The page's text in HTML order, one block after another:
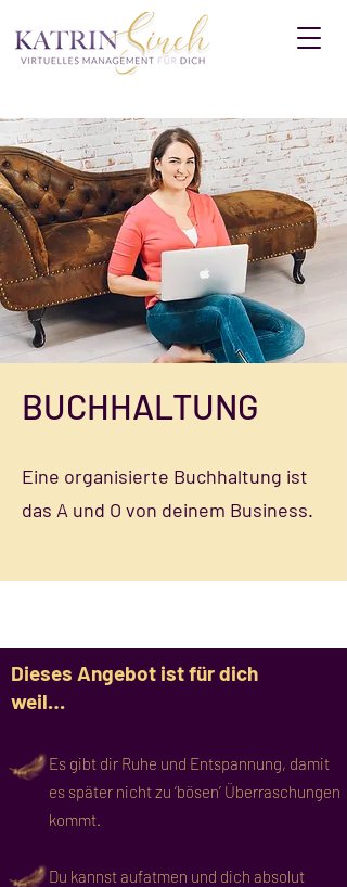
BUCHHALTUNG
Eine organisierte Buchhaltung ist
das A und O von deinem Business.
Dieses Angebot ist für dich
weil…
Es gibt dir Ruhe und Entspannung, damit
es später nicht zu ‘bösen’ Überraschungen
kommt.
Du kannst aufatmen und dich absolut